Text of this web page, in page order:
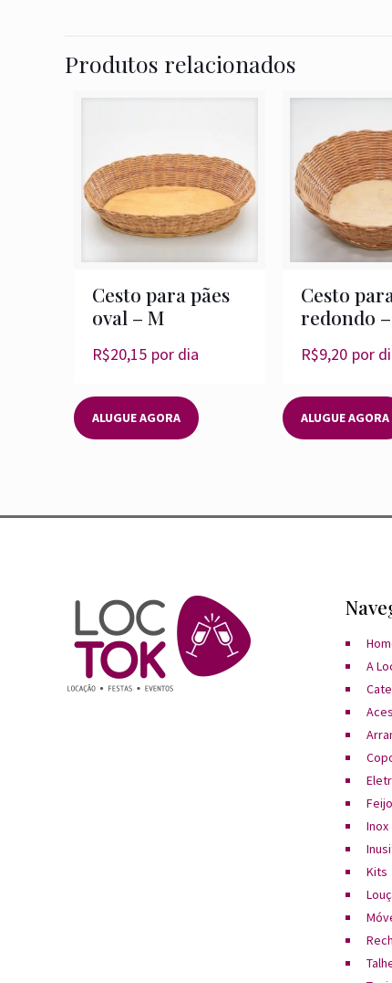
Produtos relacionados
Cesto para pães
oval – M
R$20,15 por dia
ALUGUE AGORA
Cesto
redondo –
R$9,20 por
ALUGUE AGORA
A
Inox
Kits